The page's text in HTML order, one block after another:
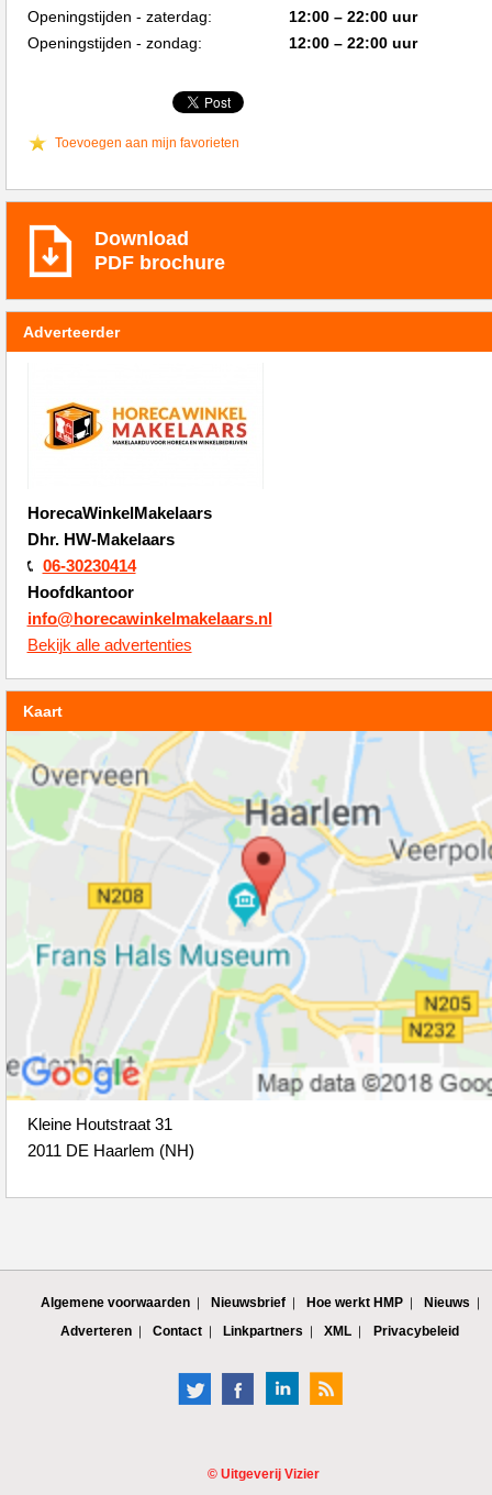
Openingstijden - zaterdag:
12:00 – 22:00 uur
Openingstijden - zondag:
12:00 – 22:00 uur
Toevoegen aan mijn favorieten
Download
PDF brochure
Adverteerder
HorecaWinkelMakelaars
Dhr. HW-Makelaars
06-30230414
Hoofdkantoor
info@horecawinkelmakelaars.nl
Bekijk alle advertenties
Kaart
Kleine Houtstraat 31
2011 DE Haarlem (NH)
Algemene voorwaarden Nieuwsbrief Hoe werkt HMP
Nieuws
Adverteren
Contact Linkpartners XML Privacybeleid
© Uitgeverij Vizier